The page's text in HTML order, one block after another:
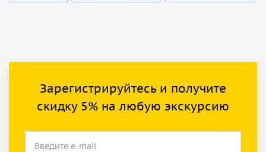
Зарегистрируйтесь и получите
скидку 5% на любую экскурсию